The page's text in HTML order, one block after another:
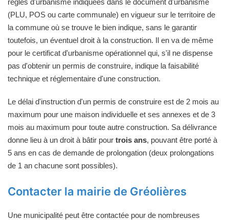
(PLU, POS ou carte communale) en vigueur sur le territoire de
la commune où se trouve le bien indique, sans le garantir
toutefois, un éventuel droit à la construction. Il en va de même
pour le certificat d'urbanisme opérationnel qui, s'il ne dispense
pas d'obtenir un permis de construire, indique la faisabilité
technique et réglementaire d'une construction.
Le délai d'instruction d'un permis de construire est de 2 mois au
maximum pour une maison individuelle et ses annexes et de 3
mois au maximum pour toute autre construction. Sa délivrance
donne lieu à un droit à bâtir pour trois ans, pouvant être porté à
5 ans en cas de demande de prolongation (deux prolongations
de 1 an chacune sont possibles).
Contacter la mairie de Gréolières
Une municipalité peut être contactée pour de nombreuses